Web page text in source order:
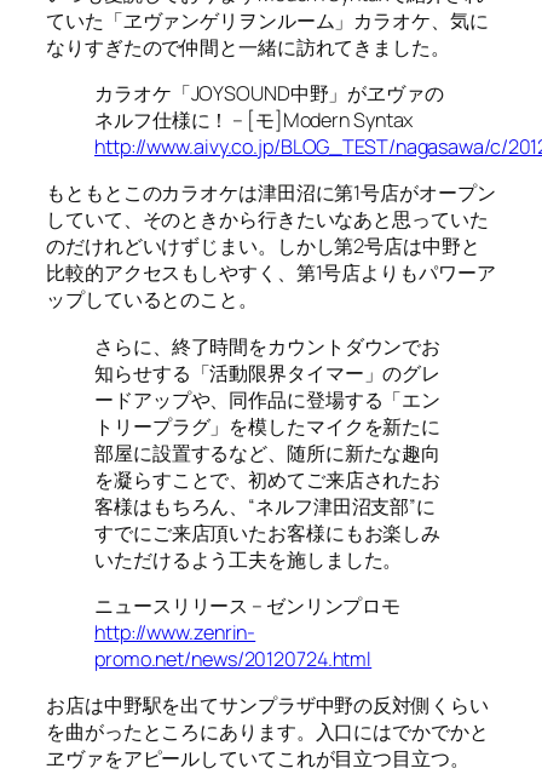
ていた「ヱヴァンゲリヲンルーム」カラオケ、気に
なりすぎたので仲間と一緒に訪れてきました。
カラオケ「JOYSOUND中野」がヱヴァの
ネルフ仕様に！ – [モ]Modern Syntax
http://www.aivy.co.jp/BLOG_TEST/nagasawa/c/
もともとこのカラオケは津田沼に第1号店がオープン
していて、そのときから行きたいなあと思っていた
のだけれどいけずじまい。しかし第2号店は中野と
比較的アクセスもしやすく、第1号店よりもパワーア
ップしているとのこと。
さらに、終了時間をカウントダウンでお
知らせする「活動限界タイマー」のグレ
ードアップや、同作品に登場する「エン
トリープラグ」を模したマイクを新たに
部屋に設置するなど、随所に新たな趣向
を凝らすことで、初めてご来店されたお
客様はもちろん、“ネルフ津田沼支部”に
すでにご来店頂いたお客様にもお楽しみ
いただけるよう工夫を施しました。
ニュースリリース – ゼンリンプロモ
http://www.zenrin-
promo.net/news/20120724.html
お店は中野駅を出てサンプラザ中野の反対側くらい
を曲がったところにあります。入口にはでかでかと
ヱヴァをアピールしていてこれが目立つ目立つ。